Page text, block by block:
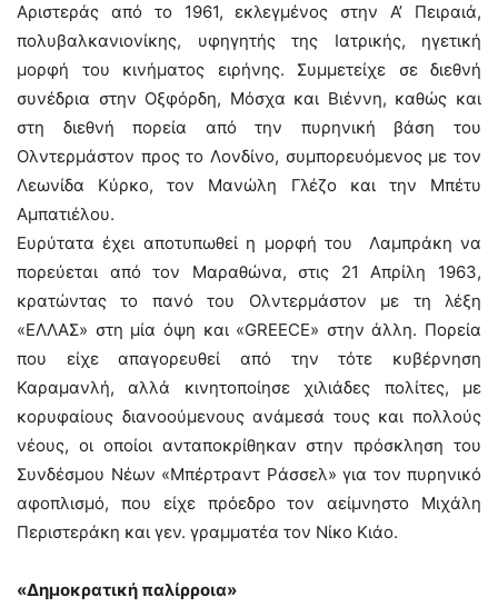
Αριστεράς από το 1961, εκλεγμένος στην Α’ Πειραιά,
πολυβαλκανιονίκης, υφηγητής της Ιατρικής, ηγετική
μορφή του κινήματος ειρήνης. Συμμετείχε σε διεθνή
συνέδρια στην Οξφόρδη, Μόσχα και Βιέννη, καθώς και
στη διεθνή πορεία από την πυρηνική βάση του
Ολντερμάστον προς το Λονδίνο, συμπορευόμενος με τον
Λεωνίδα Κύρκο, τον Μανώλη Γλέζο και την Μπέτυ
Αμπατιέλου.
Ευρύτατα έχει αποτυπωθεί η μορφή του Λαμπράκη να
πορεύεται από τον Μαραθώνα, στις 21 Απρίλη 1963,
κρατώντας το πανό του Ολντερμάστον με τη λέξη
«ΕΛΛΑΣ» στη μία όψη και «GREECE» στην άλλη. Πορεία
που είχε απαγορευθεί από την τότε κυβέρνηση
Καραμανλή, αλλά κινητοποίησε χιλιάδες πολίτες, με
κορυφαίους διανοούμενους ανάμεσά τους και πολλούς
νέους, οι οποίοι ανταποκρίθηκαν στην πρόσκληση του
Συνδέσμου Νέων «Μπέρτραντ Ράσσελ» για τον πυρηνικό
αφοπλισμό, που είχε πρόεδρο τον αείμνηστο Μιχάλη
Περιστεράκη και γεν. γραμματέα τον Νίκο Κιάο.
«Δημοκρατική παλίρροια»